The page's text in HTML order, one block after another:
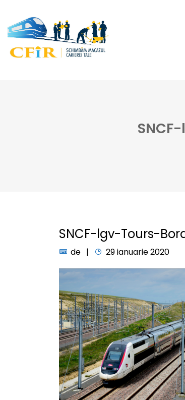
SNCF-lgv-Tours-
de 29 ianuarie 2020